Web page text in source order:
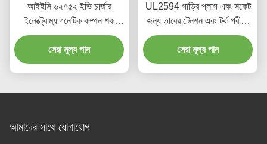
আইইসি ৬২৭৫২ ইভি চার্জার
ইলেক্ট্রোম্যাগনেটিক কম্পন শক
টেস্টিং মেশিন
সেরা মূল্য পান
UL2594 গাড়ির প্লাগ এবং সকেট
জন্য তারের টেনশন এবং টর্ক পরীক্ষা
ডিভাইস
সেরা মূল্য পান
আমাদের সাথে যোগাযোগ